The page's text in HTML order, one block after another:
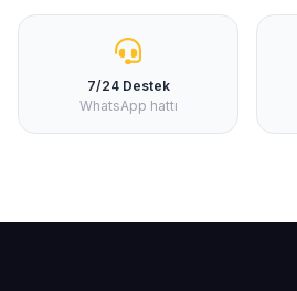
7/24 Destek
WhatsApp hattı